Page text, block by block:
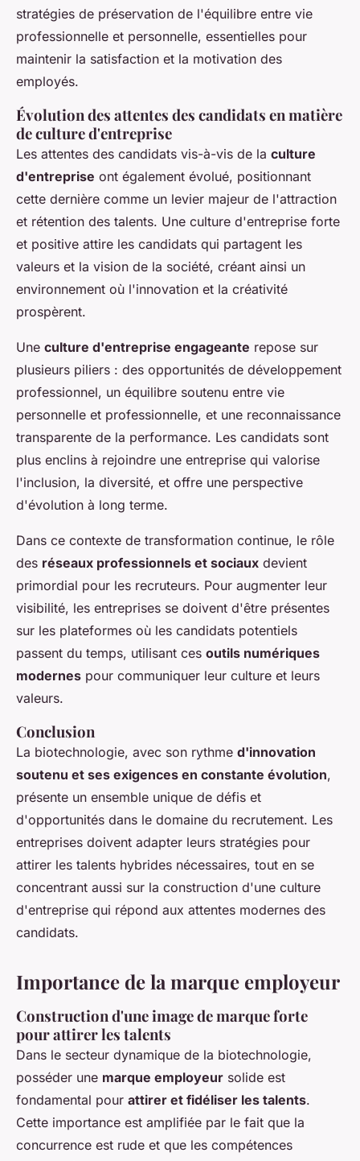
stratégies de préservation de l'équilibre entre vie
professionnelle et personnelle, essentielles pour
maintenir la satisfaction et la motivation des
employés.
Évolution des attentes des candidats en matière
de culture d'entreprise
Les attentes des candidats vis-à-vis de la culture
d'entreprise ont également évolué, positionnant
cette dernière comme un levier majeur de l'attraction
et rétention des talents. Une culture d'entreprise forte
et positive attire les candidats qui partagent les
valeurs et la vision de la société, créant ainsi un
environnement où l'innovation et la créativité
prospèrent.
Une culture d'entreprise engageante repose sur
plusieurs piliers : des opportunités de développement
professionnel, un équilibre soutenu entre vie
personnelle et professionnelle, et une reconnaissance
transparente de la performance. Les candidats sont
plus enclins à rejoindre une entreprise qui valorise
l'inclusion, la diversité, et offre une perspective
d'évolution à long terme.
Dans ce contexte de transformation continue, le rôle
des réseaux professionnels et sociaux devient
primordial pour les recruteurs. Pour augmenter leur
visibilité, les entreprises se doivent d'être présentes
sur les plateformes où les candidats potentiels
passent du temps, utilisant ces outils numériques
modernes pour communiquer leur culture et leurs
valeurs.
Conclusion
La biotechnologie, avec son rythme d'innovation
soutenu et ses exigences en constante évolution,
présente un ensemble unique de défis et
d'opportunités dans le domaine du recrutement. Les
entreprises doivent adapter leurs stratégies pour
attirer les talents hybrides nécessaires, tout en se
concentrant aussi sur la construction d'une culture
d'entreprise qui répond aux attentes modernes des
candidats.
Importance de la marque employeur
Construction d'une image de marque forte
pour attirer les talents
Dans le secteur dynamique de la biotechnologie,
posséder une marque employeur solide est
fondamental pour attirer et fidéliser les talents.
Cette importance est amplifiée par le fait que la
concurrence est rude et que les compétences